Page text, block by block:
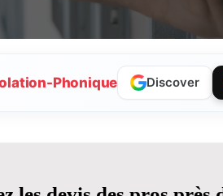
Phonique Discover